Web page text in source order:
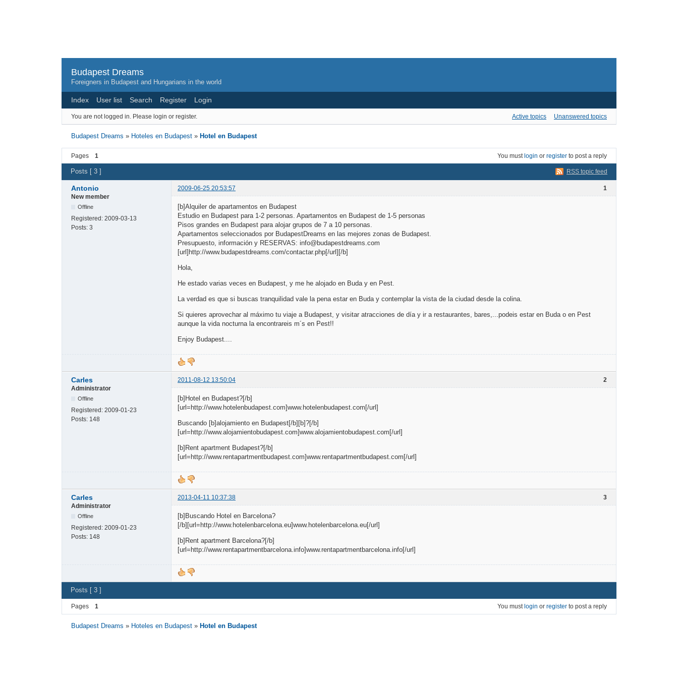
Budapest Dreams
Foreigners in Budapest and Hungarians in the world
Index User list Search Register Login
You are not logged in. Please login or register. Active topics Unanswered topics
Budapest Dreams » Hoteles en Budapest » Hotel en Budapest
Pages 1 You must login or register to post a reply
RSS topic feed
Posts [ 3 ]
1
Antonio
2009-06-25 20:53:57
New member
Offline
Registered: 2009-03-13
Posts: 3
[b]Alquiler de apartamentos en Budapest
Estudio en Budapest para 1-2 personas. Apartamentos en Budapest de 1-5 personas
Pisos grandes en Budapest para alojar grupos de 7 a 10 personas.
Apartamentos seleccionados por BudapestDreams en las mejores zonas de Budapest.
Presupuesto, información y RESERVAS: info@budapestdreams.com
[url]http://www.budapestdreams.com/contactar.php[/url][/b]
Hola,
He estado varias veces en Budapest, y me he alojado en Buda y en Pest.
La verdad es que si buscas tranquilidad vale la pena estar en Buda y contemplar la vista de la ciudad desde la colina.
Si quieres aprovechar al máximo tu viaje a Budapest, y visitar atracciones de día y ir a restaurantes, bares,...podeis estar en Buda o en Pest
aunque la vida nocturna la encontrareis m´s en Pest!!
Enjoy Budapest....
2
Carles
2011-08-12 13:50:04
Administrator
Offline
Registered: 2009-01-23
Posts: 148
[b]Hotel en Budapest?[/b]
[url=http://www.hotelenbudapest.com]www.hotelenbudapest.com[/url]
Buscando [b]alojamiento en Budapest[/b][b]?[/b]
[url=http://www.alojamientobudapest.com]www.alojamientobudapest.com[/url]
[b]Rent apartment Budapest?[/b]
[url=http://www.rentapartmentbudapest.com]www.rentapartmentbudapest.com[/url]
3
Carles
2013-04-11 10:37:38
Administrator
Offline
Registered: 2009-01-23
Posts: 148
[b]Buscando Hotel en Barcelona?
[/b][url=http://www.hotelenbarcelona.eu]www.hotelenbarcelona.eu[/url]
[b]Rent apartment Barcelona?[/b]
[url=http://www.rentapartmentbarcelona.info]www.rentapartmentbarcelona.info[/url]
Posts [ 3 ]
Pages 1 You must login or register to post a reply
Budapest Dreams » Hoteles en Budapest » Hotel en Budapest